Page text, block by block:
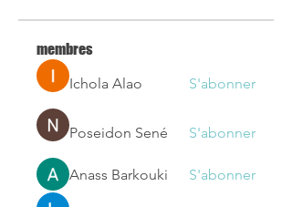
membres
Ichola Alao
S'abonner
Poseidon Sené S'abonner
Anass Barkouki S'abonner